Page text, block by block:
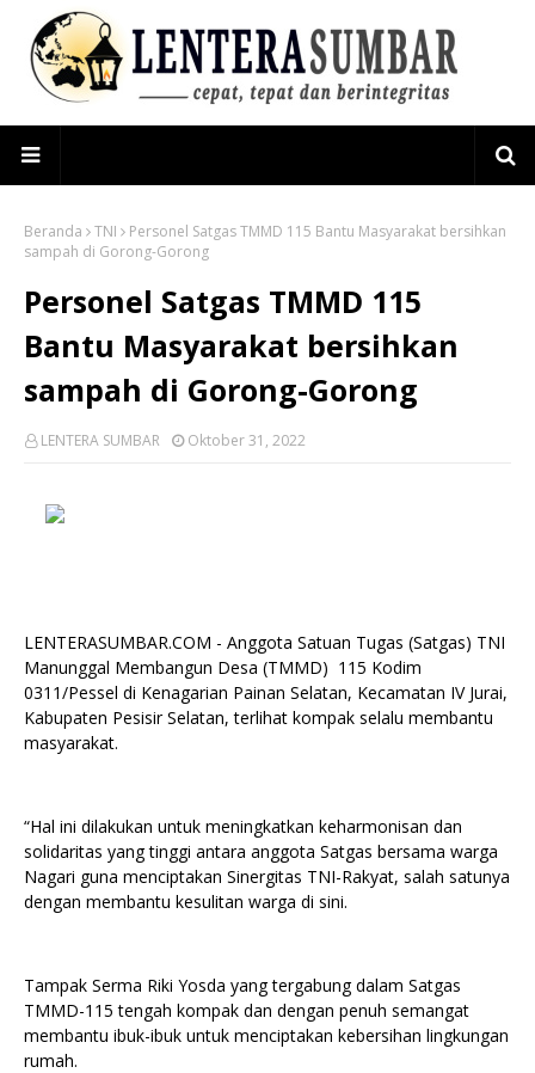
Beranda TNI
Personel Satgas TMMD 115 Bantu Masyarakat bersihkan
sampah di Gorong-Gorong
Personel Satgas TMMD 115
Bantu Masyarakat bersihkan
sampah di Gorong-Gorong
LENTERA SUMBAR Oktober 31, 2022
LENTERASUMBAR.COM - Anggota Satuan Tugas (Satgas) TNI
Manunggal Membangun Desa (TMMD) 115 Kodim
0311/Pessel di Kenagarian Painan Selatan, Kecamatan IV Jurai,
Kabupaten Pesisir Selatan, terlihat kompak selalu membantu
masyarakat.
“Hal ini dilakukan untuk meningkatkan keharmonisan dan
solidaritas yang tinggi antara anggota Satgas bersama warga
Nagari guna menciptakan Sinergitas TNI-Rakyat, salah satunya
dengan membantu kesulitan warga di sini.
Tampak Serma Riki Yosda yang tergabung dalam Satgas
TMMD-115 tengah kompak dan dengan penuh semangat
membantu ibuk-ibuk untuk menciptakan kebersihan lingkungan
rumah.